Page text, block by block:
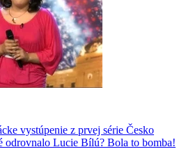
vystúpenie z prvej série Česko
odrovnalo Lucie Bílú? Bola to bomba!